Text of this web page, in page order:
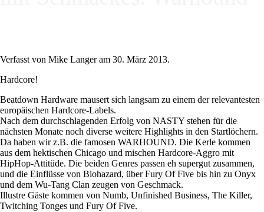
Verfasst von Mike Langer am 30. März 2013.
Hardcore!
Beatdown Hardware mausert sich langsam zu einem der relevantesten
europäischen Hardcore-Labels.
Nach dem durchschlagenden Erfolg von NASTY stehen für die
nächsten Monate noch diverse weitere Highlights in den Startlöchern.
Da haben wir z.B. die famosen WARHOUND. Die Kerle kommen
aus dem hektischen Chicago und mischen Hardcore-Aggro mit
HipHop-Attitüde. Die beiden Genres passen eh supergut zusammen,
und die Einflüsse von Biohazard, über Fury Of Five bis hin zu Onyx
und dem Wu-Tang Clan zeugen von Geschmack.
Illustre Gäste kommen von Numb, Unfinished Business, The Killer,
Twitching Tonges und Fury Of Five.